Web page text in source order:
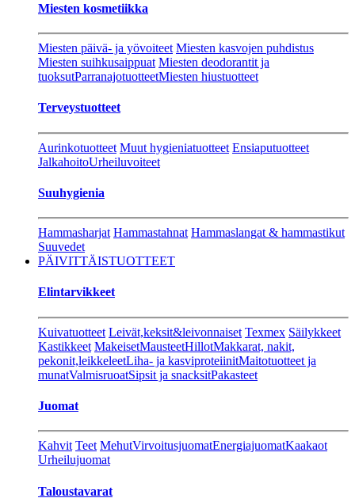
Miesten kosmetiikka
Miesten päivä- ja yövoiteet Miesten kasvojen puhdistus
Miesten suihkusaippuat Miesten deodorantit ja
tuoksutParranajotuotteetMiesten hiustuotteet
Terveystuotteet
Aurinkotuotteet Muut hygieniatuotteet Ensiaputuotteet
JalkahoitoUrheiluvoiteet
Suuhygienia
Hammasharjat Hammastahnat Hammaslangat & hammastikut
Suuvedet
PÄIVITTÄISTUOTTEET
Elintarvikkeet
Kuivatuotteet Leivät,keksit&leivonnaiset Texmex Säilykkeet
Kastikkeet MakeisetMausteetHillotMakkarat, nakit,
pekonit,leikkeleetLiha- ja kasviproteiinitMaitotuotteet ja
munatValmisruoatSipsit ja snacksitPakasteet
Juomat
Kahvit Teet MehutVirvoitusjuomatEnergiajuomatKaakaot
Urheilujuomat
Taloustavarat